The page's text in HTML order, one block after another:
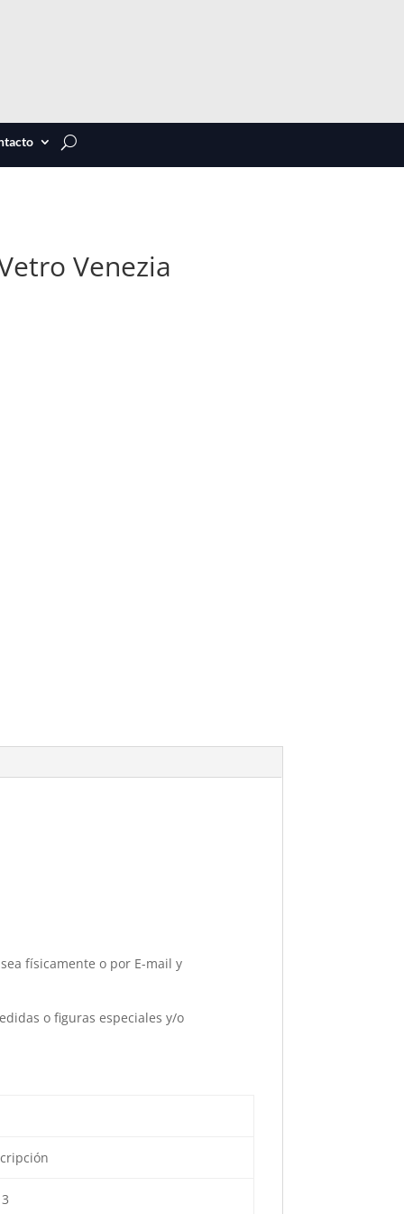
Venezia
físicamente o por E-mail y
o figuras especiales y/o